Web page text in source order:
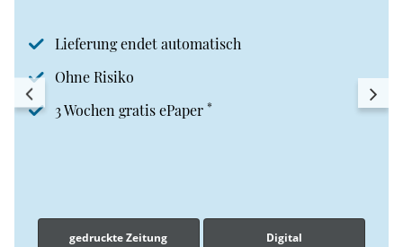
Lieferung endet automatisch
Ohne Risiko
3 Wochen gratis ePaper *
gedruckte Zeitung Digital